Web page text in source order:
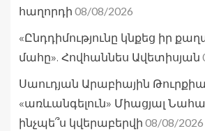
հաղորդի 08/08/2026
«Ընդդիմությունը կնքեց իր
մահը». Հովհաննես Ավետիսյան
Սաուդյան Արաբիային
«առևանգելուն» Միացյալ
ինչպե՞ս կվերաբերվի 08/08/2026